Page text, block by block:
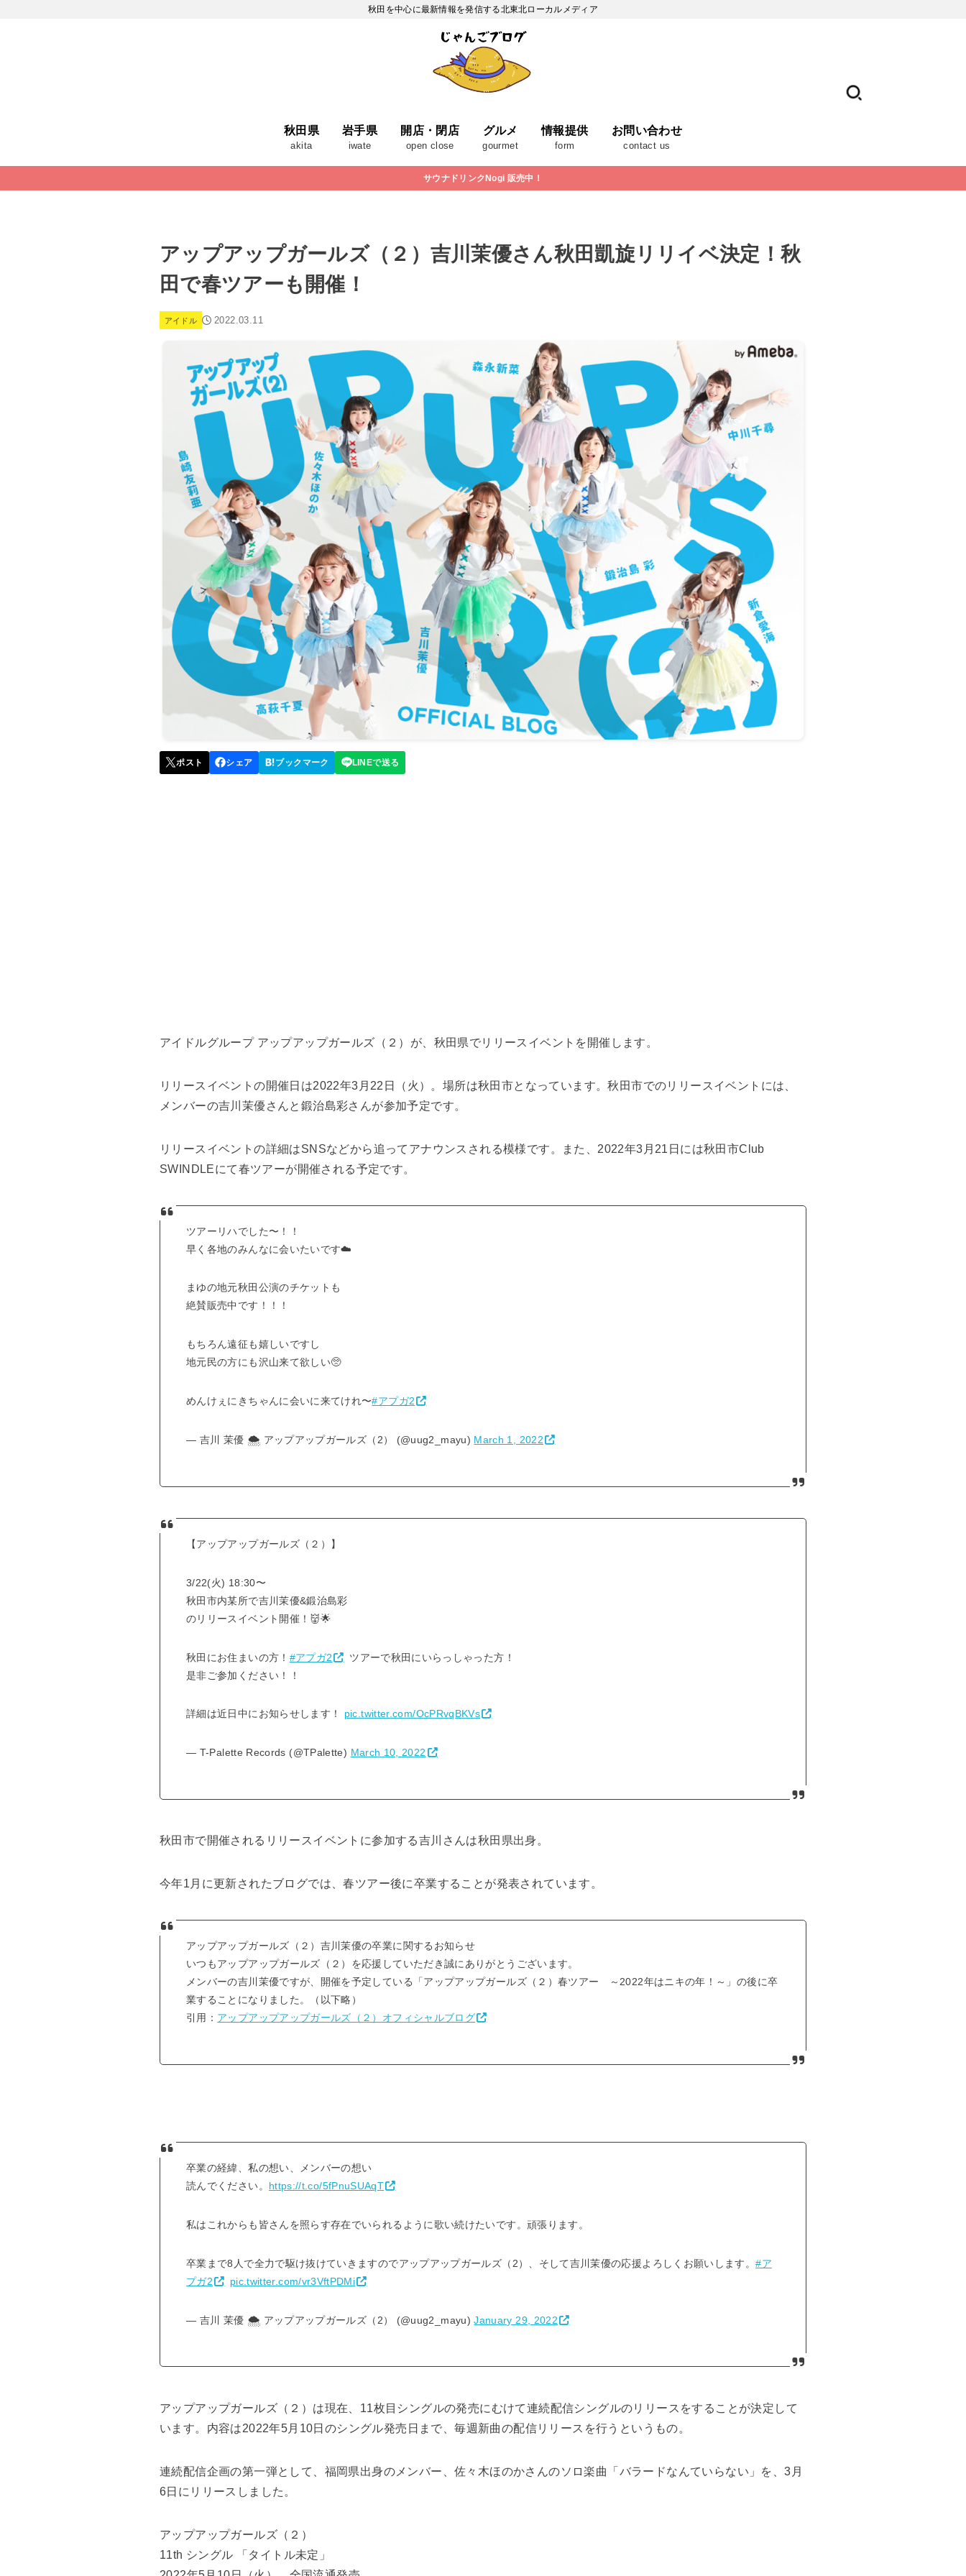
秋田を中心に最新情報を発信する北東北ローカルメディア
秋田県
akita
岩手県
iwate
開店・閉店
open close
グルメ
gourmet
情報提供
form
お問い合わせ
contact us
サウナドリンクNogi 販売中！
アップアップガールズ（２）吉川茉優さん秋田凱旋リリイベ決定！秋
田で春ツアーも開催！
アイドル 2022.03.11
アイドルグループ アップアップガールズ（２）が、秋田県でリリースイベントを開催します。
リリースイベントの開催日は2022年3月22日（火）。場所は秋田市となっています。秋田市でのリリースイベントには、
メンバーの吉川茉優さんと鍛治島彩さんが参加予定です。
リリースイベントの詳細はSNSなどから追ってアナウンスされる模様です。また、2022年3月21日には秋田市Club
SWINDLEにて春ツアーが開催される予定です。
ツアーリハでした〜！！
早く各地のみんなに会いたいです☁️
まゆの地元秋田公演のチケットも
絶賛販売中です！！！
もちろん遠征も嬉しいですし
地元民の方にも沢山来て欲しい🥺
めんけぇにきちゃんに会いに来てけれ〜#アプガ2
— 吉川 茉優 🌨 アップアップガールズ（2） (@uug2_mayu) March 1, 2022
【アップアップガールズ（２）】
3/22(火) 18:30〜
秋田市内某所で吉川茉優&鍛治島彩
のリリースイベント開催！👹🌟
秋田にお住まいの方！ #アプガ2
ツアーで秋田にいらっしゃった方！
是非ご参加ください！！
詳細は近日中にお知らせします！ pic.twitter.com/OcPRvqBKVs
— T-Palette Records (@TPalette) March 10, 2022
秋田市で開催されるリリースイベントに参加する吉川さんは秋田県出身。
今年1月に更新されたブログでは、春ツアー後に卒業することが発表されています。
アップアップガールズ（２）吉川茉優の卒業に関するお知らせ
いつもアップアップガールズ（２）を応援していただき誠にありがとうございます。
メンバーの吉川茉優ですが、開催を予定している「アップアップガールズ（２）春ツアー ～2022年はニキの年！～」の後に卒
業することになりました。（以下略）
引用： アップアップアップガールズ（２）オフィシャルブログ
卒業の経緯、私の想い、メンバーの想い
読んでください。 https://t.co/5fPnuSUAqT
私はこれからも皆さんを照らす存在でいられるように歌い続けたいです。頑張ります。
卒業まで8人で全力で駆け抜けていきますのでアップアップガールズ（2）、そして吉川茉優の応援よろしくお願いします。#ア
プガ2
pic.twitter.com/vr3VftPDMi
— 吉川 茉優 🌨 アップアップガールズ（2） (@uug2_mayu)January 29, 2022
アップアップガールズ（２）は現在、11枚目シングルの発売にむけて連続配信シングルのリリースをすることが決定して
います。内容は2022年5月10日のシングル発売日まで、毎週新曲の配信リリースを行うというもの。
連続配信企画の第一弾として、福岡県出身のメンバー、佐々木ほのかさんのソロ楽曲「バラードなんていらない」を、3月
6日にリリースしました。
アップアップガールズ（２）
11th シングル 「タイトル未定」